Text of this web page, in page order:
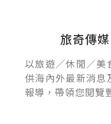
旅奇傳
以旅遊／休閒／美
供海內外最新消
報導，帶領您閱覽